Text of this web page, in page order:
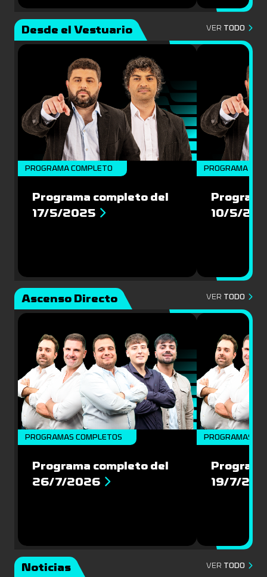
Desde el Vestuario VER TODO
PROGRAMA COMPLETO
Programa completo del
17/5/2025
PROGRAMA
10/5/
Ascenso Directo VER TODO
PROGRAMAS COMPLETOS
Programa completo del
26/7/2026
PROGRAMAS
19/7/
Noticias VER TODO